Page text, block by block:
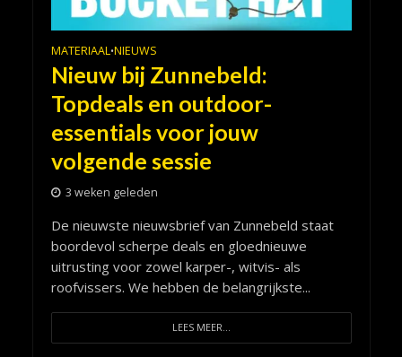
MATERIAAL•NIEUWS
Nieuw bij Zunnebeld:
Topdeals en outdoor-
essentials voor jouw
volgende sessie
3 weken geleden
De nieuwste nieuwsbrief van Zunnebeld staat
boordevol scherpe deals en gloednieuwe
uitrusting voor zowel karper-, witvis- als
roofvissers. We hebben de belangrijkste...
LEES MEER...